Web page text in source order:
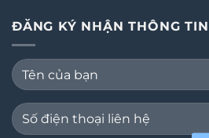
ĐĂNG KÝ NHẬN THÔNG TIN